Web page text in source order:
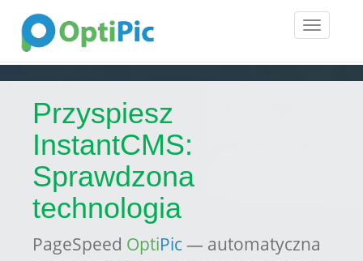
Toggle
Przyspiesz
InstantCMS:
Sprawdzona
technologia
PageSpeed OptiPic — automatyczna